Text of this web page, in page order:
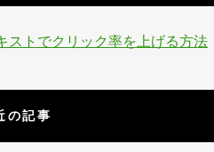
ストでクリック率を上げる方法
の記事